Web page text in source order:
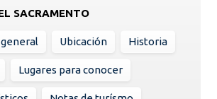
SACRAMENTO
Ubicación Historia
Lugares para conocer